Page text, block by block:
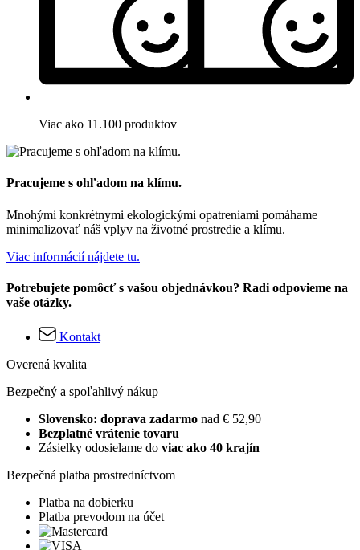
Viac ako 11.100 produktov
Pracujeme s ohľadom na klímu.
Mnohými konkrétnymi ekologickými opatreniami pomáhame
minimalizovať náš vplyv na životné prostredie a klímu.
Viac informácií nájdete tu.
Potrebujete pomôcť s vašou objednávkou? Radi odpovieme na
vaše otázky.
Kontakt
Overená kvalita
Bezpečný a spoľahlivý nákup
Slovensko: doprava zadarmo nad € 52,90
Bezplatné vrátenie tovaru
Zásielky odosielame do viac ako 40 krajín
Bezpečná platba prostredníctvom
Platba na dobierku
Platba prevodom na účet